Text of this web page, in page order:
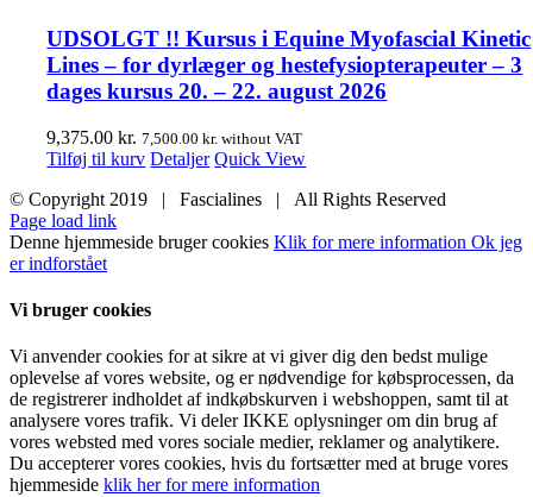
UDSOLGT !! Kursus i Equine Myofascial Kinetic
Lines – for dyrlæger og hestefysiopterapeuter – 3
dages kursus 20. – 22. august 2026
9,375.00kr. 7,500.00kr. without VAT
Tilføj til kurv Detaljer Quick View
© Copyright 2019 | Fascialines | All Rights Reserved
Page load link
Denne hjemmeside bruger cookies Klik for mere information Ok jeg
er indforstået
Vi bruger cookies
Vi anvender cookies for at sikre at vi giver dig den bedst mulige
oplevelse af vores website, og er nødvendige for købsprocessen, da
de registrerer indholdet af indkøbskurven i webshoppen, samt til at
analysere vores trafik. Vi deler IKKE oplysninger om din brug af
vores websted med vores sociale medier, reklamer og analytikere.
Du accepterer vores cookies, hvis du fortsætter med at bruge vores
hjemmeside klik her for mere information